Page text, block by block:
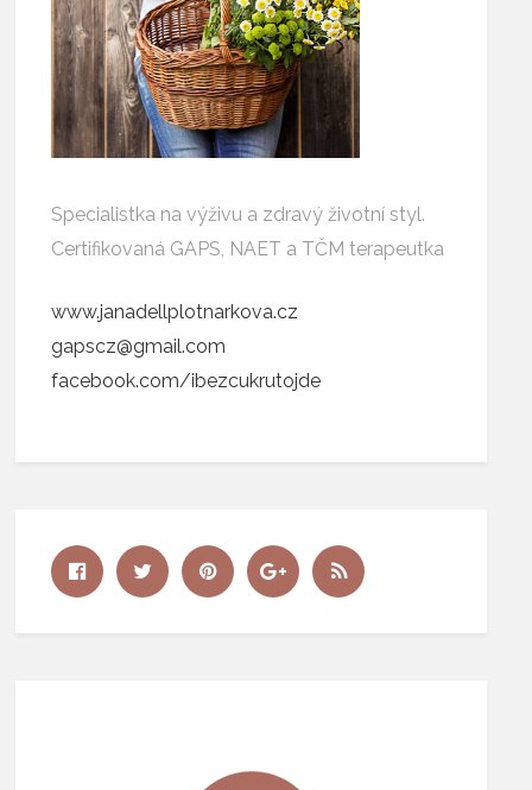
Specialistka na výživu a zdravý životní styl.
Certifikovaná GAPS, NAET a TČM terapeutka
www.janadellplotnarkova.cz
gapscz@gmail.com
facebook.com/ibezcukrutojde